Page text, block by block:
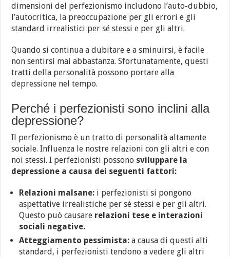
dimensioni del perfezionismo includono l’auto-dubbio,
l’autocritica, la preoccupazione per gli errori e gli
standard irrealistici per sé stessi e per gli altri.
Quando si continua a dubitare e a sminuirsi, è facile
non sentirsi mai abbastanza. Sfortunatamente, questi
tratti della personalità possono portare alla
depressione nel tempo.
Perché i perfezionisti sono inclini alla
depressione?
Il perfezionismo è un tratto di personalità altamente
sociale. Influenza le nostre relazioni con gli altri e con
noi stessi. I perfezionisti possono sviluppare la
depressione a causa dei seguenti fattori:
Relazioni malsane: i perfezionisti si pongono
aspettative irrealistiche per sé stessi e per gli altri.
Questo può causare relazioni tese e interazioni
sociali negative.
Atteggiamento pessimista:a causa di questi alti
standard, i perfezionisti tendono a vedere gli altri